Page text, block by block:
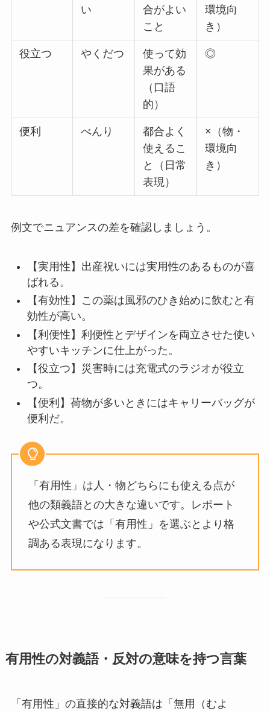
い
合がよい
こと
環境向
き）
役立つ やくだつ
使って効
果がある
（口語
的）
◎
便利 べんり
都合よく
使えるこ
と（日常
表現）
×（物・
環境向
き）
例文でニュアンスの差を確認しましょう。
【実用性】出産祝いには実用性のあるものが喜
ばれる。
【有効性】この薬は風邪のひき始めに飲むと有
効性が高い。
【利便性】利便性とデザインを両立させた使い
やすいキッチンに仕上がった。
【役立つ】災害時には充電式のラジオが役立
つ。
【便利】荷物が多いときにはキャリーバッグが
便利だ。
「有用性」は人・物どちらにも使える点が
他の類義語との大きな違いです。レポート
や公式文書では「有用性」を選ぶとより格
調ある表現になります。
有用性の対義語・反対の意味を持つ言葉
「有用性」の直接的な対義語は「無用（むよ